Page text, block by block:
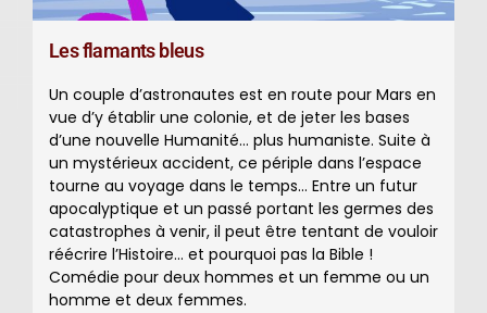
Les flamants bleus
Un couple d’astronautes est en route pour Mars en
vue d’y établir une colonie, et de jeter les bases
d’une nouvelle Humanité… plus humaniste. Suite à
un mystérieux accident, ce périple dans l’espace
tourne au voyage dans le temps… Entre un futur
apocalyptique et un passé portant les germes des
catastrophes à venir, il peut être tentant de vouloir
réécrire l’Histoire… et pourquoi pas la Bible !
Comédie pour deux hommes et un femme ou un
homme et deux femmes.